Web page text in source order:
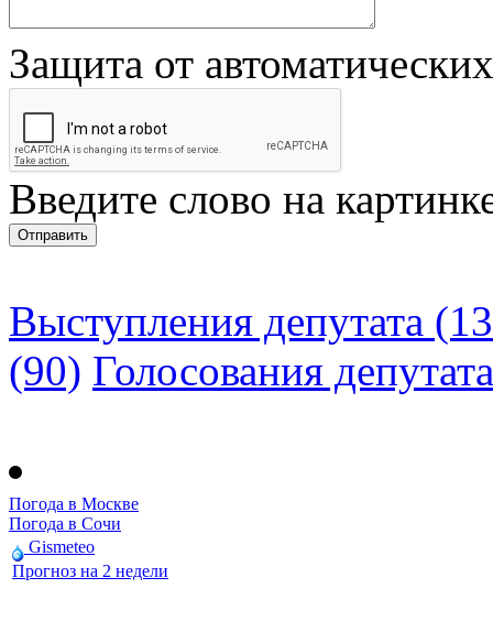
Защита от
Введите слово на
Выступления депутата
(90) Голосования депутата
Погода в Москве
Погода в Сочи
Gismeteo
Прогноз на 2 недели